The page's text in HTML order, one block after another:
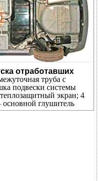
отработавших
труба c
подвески системы
экран; 4
глушитель